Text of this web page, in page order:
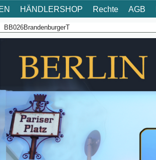
HÄNDLERSHOP Rechte AGB
BB026BrandenburgerT